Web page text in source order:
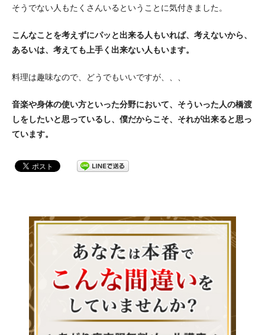
そうでない人もたくさんいるということに気付きました。
こんなことを考えずにパッと出来る人もいれば、考えないから、
あるいは、考えても上手く出来ない人もいます。
料理は趣味なので、どうでもいいですが、、、
音楽や身体の使い方といった分野において、そういった人の橋渡
しをしたいと思っているし、僕だからこそ、それが出来ると思っ
ています。